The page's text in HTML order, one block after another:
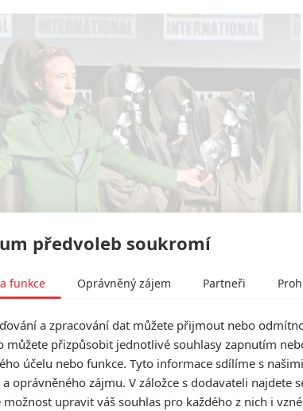
Marvel
Doctor Doom na Comic-Conu 2024 | Fandíme filmu
předvoleb soukromí
funkce Oprávněný zájem Partneři
a zpracování dat můžete přijmout nebo
můžete přizpůsobit jednotlivé souhlasy zapnutím
účelu nebo funkce. Tyto informace sdílíme s
oprávněného zájmu. V záložce s dodavateli najdete
možnost upravit váš souhlas pro každého z nich i